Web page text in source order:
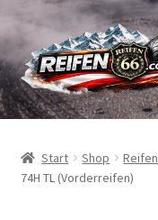
Zur
Navigation
springen
Zum
Inhalt
springen
Reifen
Schläuche
Start Shop Reifen
74H TL (Vorderreifen)